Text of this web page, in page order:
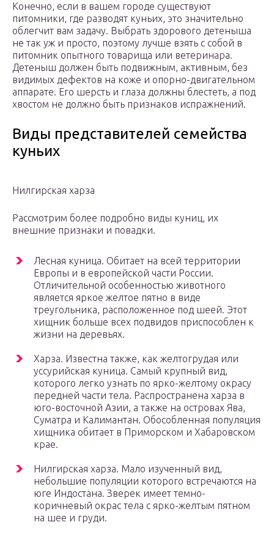
Конечно, если в вашем городе существуют
питомники, где разводят куньих, это значительно
облегчит вам задачу. Выбрать здорового детеныша
не так уж и просто, поэтому лучше взять с собой в
питомник опытного товарища или ветеринара.
Детеныш должен быть подвижным, активным, без
видимых дефектов на коже и опорно-двигательном
аппарате. Его шерсть и глаза должны блестеть, а под
хвостом не должно быть признаков испражнений.
Виды представителей семейства
куньих
Нилгирская харза
Рассмотрим более подробно виды куниц, их
внешние признаки и повадки.
Лесная куница. Обитает на всей территории
Европы и в европейской части России.
Отличительной особенностью животного
является яркое желтое пятно в виде
треугольника, расположенное под шеей. Этот
хищник больше всех подвидов приспособлен к
жизни на деревьях.
Харза. Известна также, как желтогрудая или
уссурийская куница. Самый крупный вид,
которого легко узнать по ярко-желтому окрасу
передней части тела. Распространена харза в
юго-восточной Азии, а также на островах Ява,
Суматра и Калимантан. Обособленная популяция
хищника обитает в Приморском и Хабаровском
крае.
Нилгирская харза. Мало изученный вид,
небольшие популяции которого встречаются на
юге Индостана. Зверек имеет темно-
коричневый окрас тела с ярко-желтым пятном
на шее и груди.